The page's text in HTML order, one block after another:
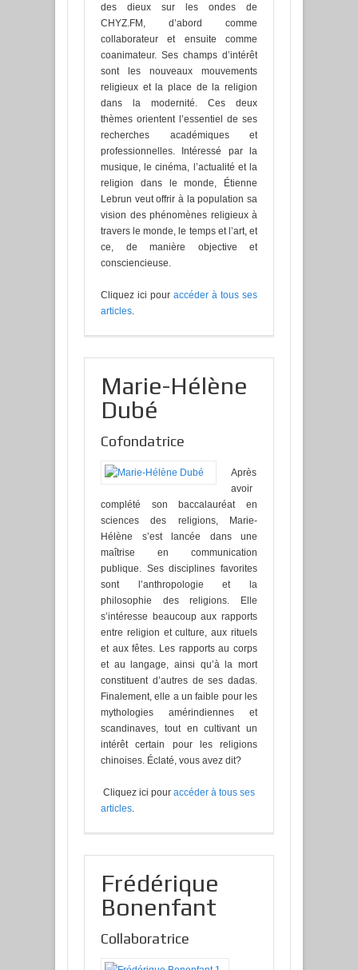
des dieux sur les ondes de
CHYZ.FM, d’abord comme
collaborateur et ensuite comme
coanimateur. Ses champs d’intérêt
sont les nouveaux mouvements
religieux et la place de la religion
dans la modernité. Ces deux
thèmes orientent l’essentiel de ses
recherches académiques et
professionnelles. Intéressé par la
musique, le cinéma, l’actualité et la
religion dans le monde, Étienne
Lebrun veut offrir à la population sa
vision des phénomènes religieux à
travers le monde, le temps et l’art, et
ce, de manière objective et
consciencieuse.
Cliquez ici pour accéder à tous ses
articles.
Marie-Hélène
Dubé
Cofondatrice
Après
avoir
complété son baccalauréat en
sciences des religions, Marie-
Hélène s’est lancée dans une
maîtrise en communication
publique. Ses disciplines favorites
sont l’anthropologie et la
philosophie des religions. Elle
s’intéresse beaucoup aux rapports
entre religion et culture, aux rituels
et aux fêtes. Les rapports au corps
et au langage, ainsi qu’à la mort
constituent d’autres de ses dadas.
Finalement, elle a un faible pour les
mythologies amérindiennes et
scandinaves, tout en cultivant un
intérêt certain pour les religions
chinoises. Éclaté, vous avez dit?
Cliquez ici pour accéder à tous ses
articles.
Frédérique
Bonenfant
Collaboratrice